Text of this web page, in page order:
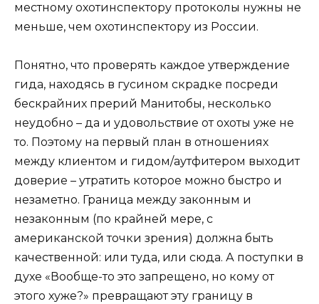
местному охотинспектору протоколы нужны не
меньше, чем охотинспектору из России.
Понятно, что проверять каждое утверждение
гида, находясь в гусином скрадке посреди
бескрайних прерий Манитобы, несколько
неудобно – да и удовольствие от охоты уже не
то. Поэтому на первый план в отношениях
между клиентом и гидом/аутфитером выходит
доверие – утратить которое можно быстро и
незаметно. Граница между законным и
незаконным (по крайней мере, с
американской точки зрения) должна быть
качественной: или туда, или сюда. А поступки в
духе «Вообще-то это запрещено, но кому от
этого хуже?» превращают эту границу в